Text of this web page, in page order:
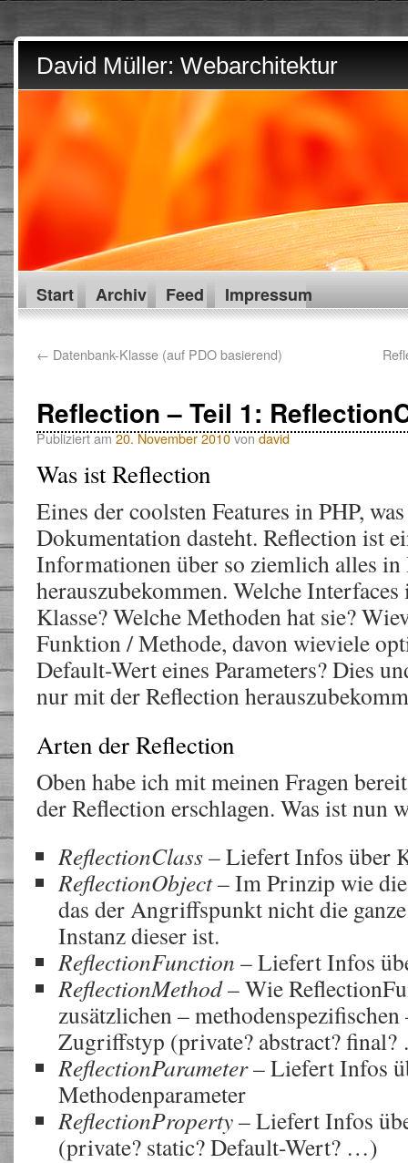
David Müller: Webarchitektur
Start Archiv Feed Impressum
← Datenbank-Klasse (auf PDO basierend)
Reflection – Teil 1:
Publiziert am 20. November 2010vondavid
Was ist Reflection
Eines der coolsten Features in PHP,
Dokumentation dasteht. Reflection ist
Informationen über so ziemlich alles in
herauszubekommen. Welche
Klasse? Welche Methoden hat sie?
Funktion / Methode, davon wieviele
Default-Wert eines Parameters? Dies
nur mit der Reflection
Arten der Reflection
Oben habe ich mit meinen Fragen
der Reflection erschlagen. Was ist nun
ReflectionClass– Liefert Infos über
ReflectionObject– Im Prinzip wie
das der Angriffspunkt nicht die
Instanz dieser ist.
ReflectionFunction – Liefert Infos
ReflectionMethod– Wie
zusätzlichen –
Zugriffstyp (private? abstract?
ReflectionParameter– Liefert Infos
Methodenparameter
ReflectionProperty– Liefert Infos
(private? static? Default-Wert? …)